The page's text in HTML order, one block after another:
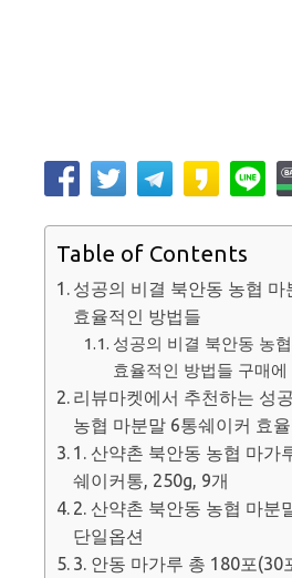
Table of Contents
성공의 비결 북안동 농협 마
효율적인 방법들
성공의 비결 북안동 농
효율적인 방법들 구매
리뷰마켓에서 추천하는 성
농협 마분말 6통쉐이커 효
1. 산약촌 북안동 농협 마가
쉐이커통, 250g, 9개
2. 산약촌 북안동 농협 마분
단일옵션
3. 안동 마가루 총 180포(30